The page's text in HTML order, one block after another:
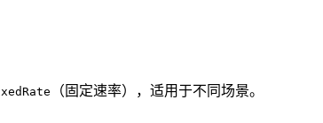
（固定速率），适用于不同场景。